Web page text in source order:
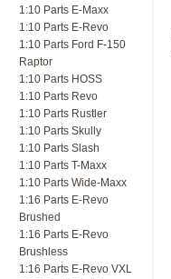
1:10 Parts E-Maxx
1:10 Parts E-Revo
1:10 Parts Ford F-150
Raptor
1:10 Parts HOSS
1:10 Parts Revo
1:10 Parts Rustler
1:10 Parts Skully
1:10 Parts Slash
1:10 Parts T-Maxx
1:10 Parts Wide-Maxx
1:16 Parts E-Revo
Brushed
1:16 Parts E-Revo
Brushless
1:16 Parts E-Revo VXL